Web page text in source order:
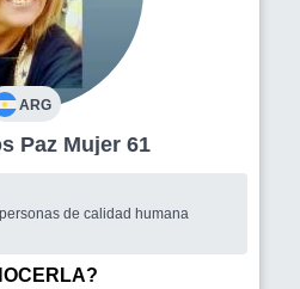
ARG
Villa Carlos Paz Mujer 61
de calidad humana